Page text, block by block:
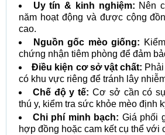
Uy tín & kinh nghiệm: Nên
năm hoạt động và được cộng
cao.
Nguồn gốc mèo giống:
chứng nhận tiêm phòng để đảm
Điều kiện cơ sở vật chất:
có khu vực riêng để tránh lây
Chế độ y tế: Cơ sở cần có
thú y, kiểm tra sức khỏe mèo định
Chi phí minh bạch: Giá phối
hợp đồng hoặc cam kết cụ thể với